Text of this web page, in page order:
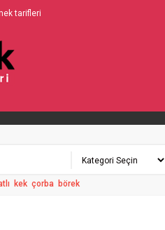
tarifleri
kek çorba börek